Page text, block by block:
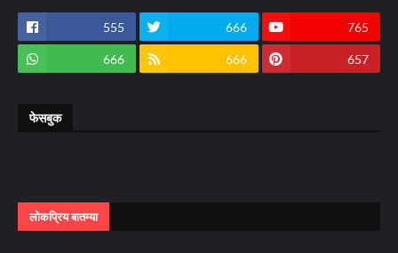
555 666 765
666 666 657
फेसबुक
लोकप्रिय बातम्या